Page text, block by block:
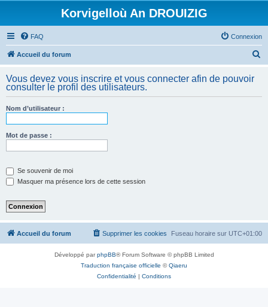
Korvigelloù An DROUIZIG
FAQ Connexion
Accueil du forum
h
Vous devez vous inscrire et vous connecter afin de pouvoir
consulter le profil des utilisateurs.
Nom d’utilisateur :
Mot de passe :
Se souvenir de moi
Masquer ma présence lors de cette session
Accueil du forum Fuseau horaire sur UTC+01:00
Supprimer les cookies
Développé parphpBB® Forum Software © phpBB Limited
Traduction française officielle ©Qiaeru
Confidentialité | Conditions